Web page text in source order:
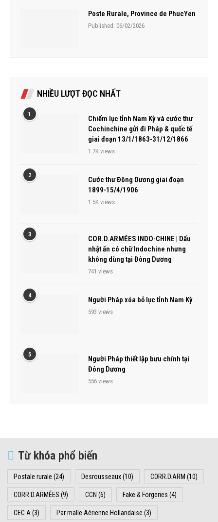
Poste Rurale, Province de PhucYen
Published: 06/02/2026
NHIỀU LƯỢT ĐỌC NHẤT
1
Chiếm lục tỉnh Nam Kỳ và cước thư
Cochinchine gửi đi Pháp & quốc tế
giai đoạn 13/1/1863-31/12/1866
1.7K views
2
Cước thư Đông Dương giai đoạn
1899-15/4/1906
1.5K views
3
COR.D.ARMÉES INDO-CHINE | Dấu
nhật ấn có chữ Indochine nhưng
không dùng tại Đông Dương
741 views
4
Người Pháp xóa bỏ lục tỉnh Nam Kỳ
593 views
5
Người Pháp thiết lập bưu chính tại
Đông Dương
556 views
Từ khóa phổ biến
Postale rurale (24) Desrousseaux(10) CORR.D.ARM (10)
CORR.D.ARMÉES (9) CCN (6) Fake & Forgeries (4)
CEC A (3) Par malle Aérienne Hollandaise (3)